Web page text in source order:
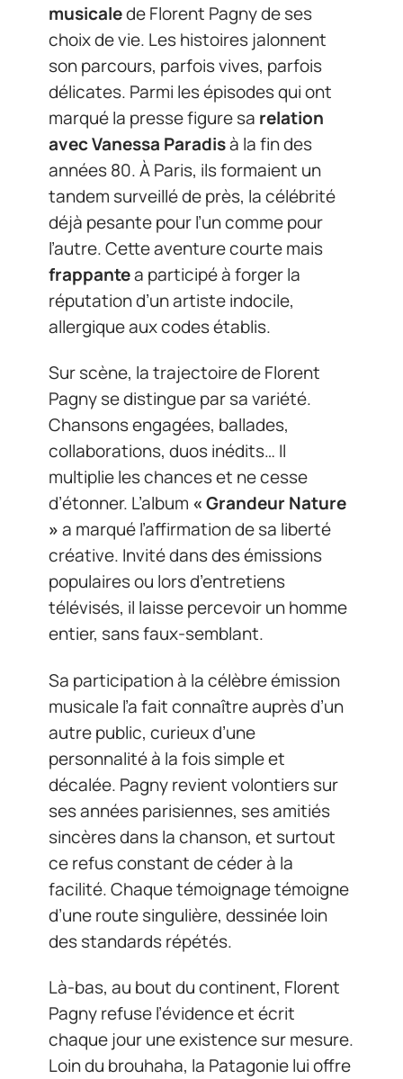
musicalede Florent Pagny de ses
choix de vie. Les histoires jalonnent
son parcours, parfois vives, parfois
délicates. Parmi les épisodes qui ont
marqué la presse figure sa relation
avec Vanessa Paradisà la fin des
années 80. À Paris, ils formaient un
tandem surveillé de près, la célébrité
déjà pesante pour l’un comme pour
l’autre. Cette aventure courte mais
frappantea participé à forger la
réputation d’un artiste indocile,
allergique aux codes établis.
Sur scène, la trajectoire de Florent
Pagny se distingue par sa variété.
Chansons engagées, ballades,
collaborations, duos inédits… Il
multiplie les chances et ne cesse
d’étonner. L’album « Grandeur Nature
»a marqué l’affirmation de sa liberté
créative. Invité dans des émissions
populaires ou lors d’entretiens
télévisés, il laisse percevoir un homme
entier, sans faux-semblant.
Sa participation à la célèbre émission
musicale l’a fait connaître auprès d’un
autre public, curieux d’une
personnalité à la fois simple et
décalée. Pagny revient volontiers sur
ses années parisiennes, ses amitiés
sincères dans la chanson, et surtout
ce refus constant de céder à la
facilité. Chaque témoignage témoigne
d’une route singulière, dessinée loin
des standards répétés.
Là-bas, au bout du continent, Florent
Pagny refuse l’évidence et écrit
chaque jour une existence sur mesure.
Loin du brouhaha, la Patagonie lui offre